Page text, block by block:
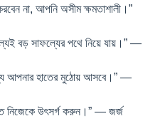
না, আপনি অসীম ক্ষমতাশালী।”
বড় সাফল্যের পথে নিয়ে যায়।” —
আপনার হাতের মুঠোয় আসবে।” —
নিজেকে উৎসর্গ করুন।” — জর্জ